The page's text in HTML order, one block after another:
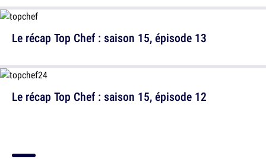
Le récap Top Chef : saison 15, épisode 13
Le récap Top Chef : saison 15, épisode 12